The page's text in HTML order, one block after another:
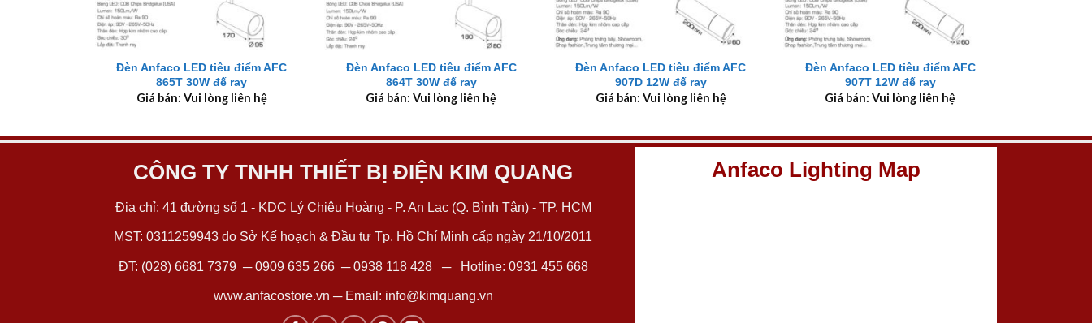
+
Đèn Anfaco LED tiêu điểm AFC
865T 30W đế ray
Giá bán: Vui lòng liên hệ
+
Đèn Anfaco LED tiêu điểm AFC
864T 30W đế ray
Giá bán: Vui lòng liên hệ
+
Đèn Anfaco LED tiêu điểm AFC
907D 12W đế ray
Giá bán: Vui lòng liên hệ
+
Đèn Anfaco LED tiêu điểm AFC
907T 12W đế ray
Giá bán: Vui lòng liên hệ
CÔNG TY TNHH THIẾT BỊ ĐIỆN KIM QUANG
Địa chỉ: 41 đường số 1 - KDC Lý Chiêu Hoàng - P. An Lạc (Q. Bình Tân) - TP. HCM
MST: 0311259943 do Sở Kế hoạch & Đầu tư Tp. Hồ Chí Minh cấp ngày 21/10/2011
ĐT: (028) 6681 7379 ─0909 635 266─0938 118 428─ Hotline: 0931 455 668
www.anfacostore.vn ─ Email: info@kimquang.vn
Anfaco Lighting Map